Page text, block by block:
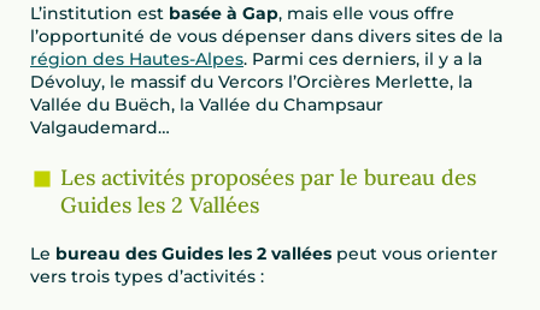
L’institution est basée à Gap, mais elle vous offre
l’opportunité de vous dépenser dans divers sites de la
région des Hautes-Alpes. Parmi ces derniers, il y a la
Dévoluy, le massif du Vercors l’Orcières Merlette, la
Vallée du Buëch, la Vallée du Champsaur
Valgaudemard…
Les activités proposées par le bureau des
Guides les 2 Vallées
Le bureau des Guides les 2 vallées peut vous orienter
vers trois types d’activités :